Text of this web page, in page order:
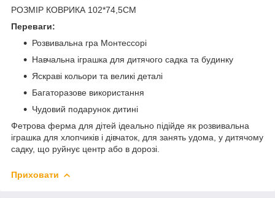
РОЗМІР КОВРИКА 102*74,5СМ
Переваги:
Розвивальна гра Монтессорі
Навчальна іграшка для дитячого садка та будинку
Яскраві кольори та великі деталі
Багаторазове використання
Чудовий подарунок дитині
Фетрова ферма для дітей ідеально підійде як розвивальна
іграшка для хлопчиків і дівчаток, для занять удома, у дитячому
садку, що руйнує центр або в дорозі.
Приховати